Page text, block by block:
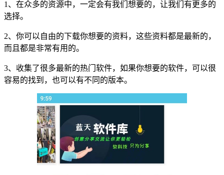
1、在众多的资源中，一定会有我们想要的，让我们有更多的
选择。
2、你可以自由的下载你想要的资料，这些资料都是最新的，
而且都是非常有用的。
3、收集了很多最新的热门软件，如果你想要的软件，可以很
容易的找到，也可以有不同的版本。